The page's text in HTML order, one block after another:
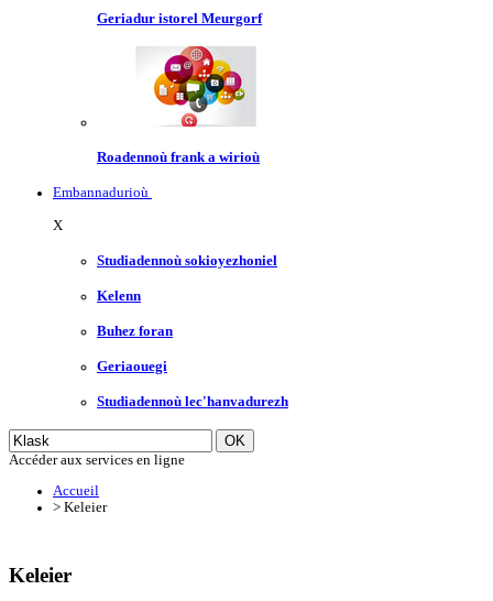
Geriadur istorel Meurgorf
Roadennoù frank a wirioù
Embannadurioù
X
Studiadennoù sokioyezhoniel
Kelenn
Buhez foran
Geriaouegi
Studiadennoù lec'hanvadurezh
Accéder aux services en ligne
Accueil
> Keleier
Keleier